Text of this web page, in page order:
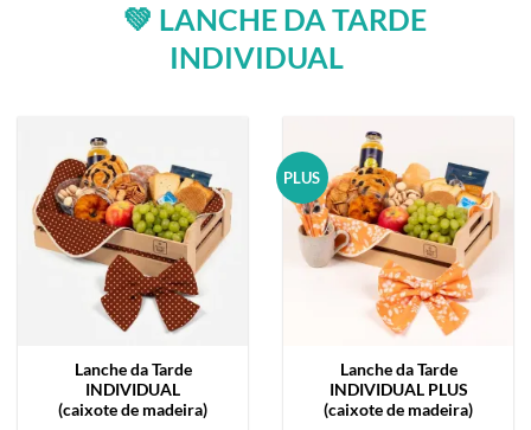
💚 LANCHE DA TARDE
INDIVIDUAL
Lanche da Tarde
INDIVIDUAL
(caixote de madeira)
PLUS
Lanche da Tarde
INDIVIDUAL PLUS
(caixote de madeira)